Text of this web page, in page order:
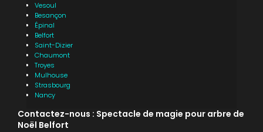
Vesoul
Besançon
Épinal
Belfort
Saint-Dizier
Chaumont
Troyes
Mulhouse
Strasbourg
Nancy
Contactez-nous : Spectacle de magie pour arbre de
Noël Belfort